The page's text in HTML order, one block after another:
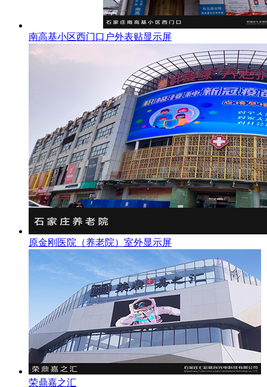
南高基小区西门口户外表贴显示屏
原金刚医院（养老院）室外显示屏
荣鼎嘉之汇